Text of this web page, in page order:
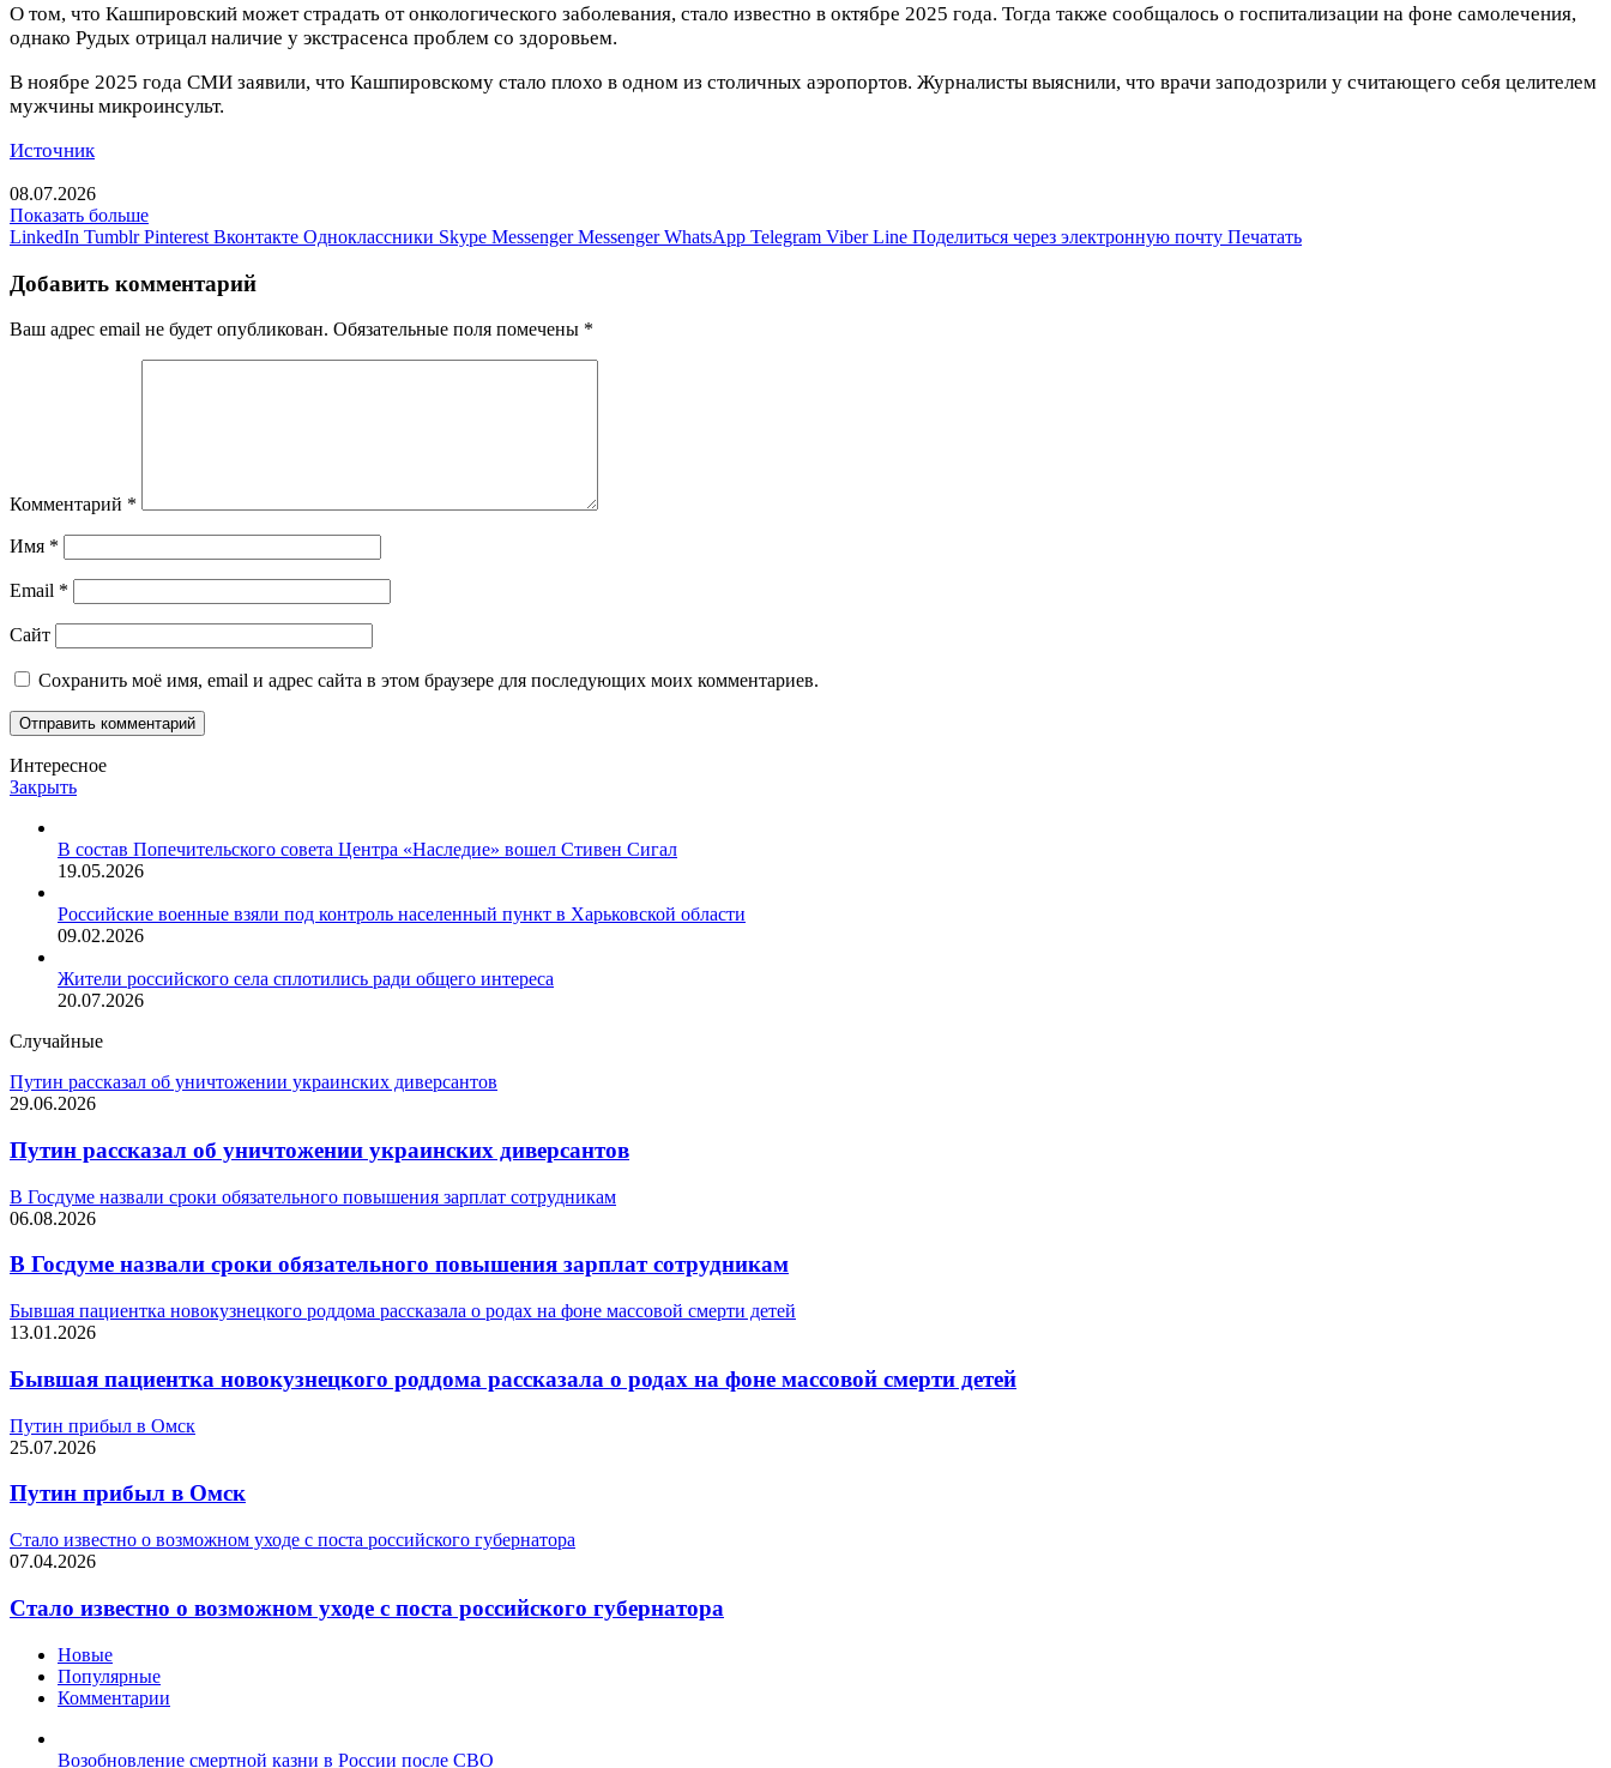
О том, что Кашпировский может страдать от онкологического заболевания, стало известно в октябре 2025 года. Тогда также сообщалось о госпитализации на фоне самолечения,
однако Рудых отрицал наличие у экстрасенса проблем со здоровьем.
В ноябре 2025 года СМИ заявили, что Кашпировскому стало плохо в одном из столичных аэропортов. Журналисты выяснили, что врачи заподозрили у считающего себя целителем
мужчины микроинсульт.
Источник
08.07.2026
Показать больше
LinkedIn Tumblr Pinterest Вконтакте Одноклассники Skype Messenger Messenger WhatsApp Telegram Viber Line Поделиться через электронную почту Печатать
Добавить комментарий
Ваш адрес email не будет опубликован. Обязательные поля помечены *
Комментарий *
Имя *
Email *
Сайт
Сохранить моё имя, email и адрес сайта в этом браузере для последующих моих комментариев.
Интересное
Закрыть
В состав Попечительского совета Центра «Наследие» вошел Стивен Сигал
19.05.2026
Российские военные взяли под контроль населенный пункт в Харьковской области
09.02.2026
Жители российского села сплотились ради общего интереса
20.07.2026
Случайные
Путин рассказал об уничтожении украинских диверсантов
29.06.2026
Путин рассказал об уничтожении украинских диверсантов
В Госдуме назвали сроки обязательного повышения зарплат сотрудникам
06.08.2026
В Госдуме назвали сроки обязательного повышения зарплат сотрудникам
Бывшая пациентка новокузнецкого роддома рассказала о родах на фоне массовой смерти детей
13.01.2026
Бывшая пациентка новокузнецкого роддома рассказала о родах на фоне массовой смерти детей
Путин прибыл в Омск
25.07.2026
Путин прибыл в Омск
Стало известно о возможном уходе с поста российского губернатора
07.04.2026
Стало известно о возможном уходе с поста российского губернатора
Новые
Популярные
Комментарии
Возобновление смертной казни в России после СВО